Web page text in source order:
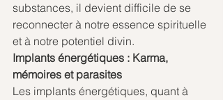
substances, il devient difficile de se
reconnecter à notre essence spirituelle
et à notre potentiel divin.
Implants énergétiques : Karma,
mémoires et parasites
Les implants énergétiques, quant à